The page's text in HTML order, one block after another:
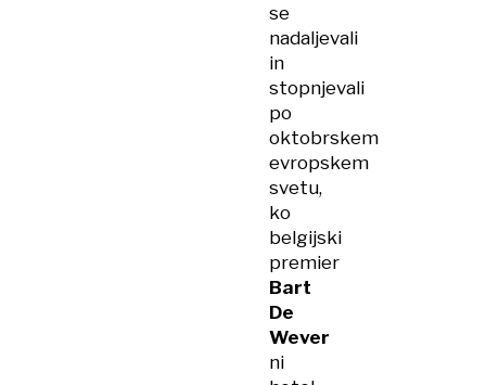
se
nadaljevali
in
stopnjevali
po
oktobrskem
evropskem
svetu,
ko
belgijski
premier
Bart
De
Wever
ni